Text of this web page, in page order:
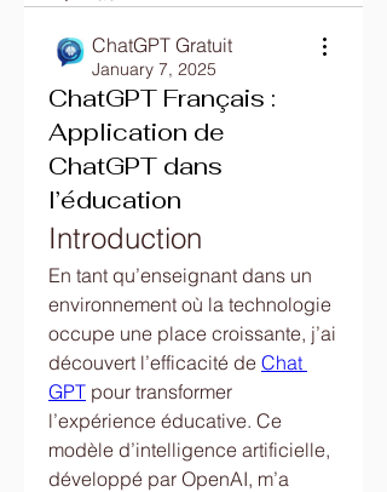
ChatGPT Gratuit
January 7, 2025
ChatGPT Français :
Application de
ChatGPT dans
l’éducation
Introduction
En tant qu’enseignant dans un
environnement où la technologie
occupe une place croissante, j’ai
découvert l’efficacité de Chat
GPT pour transformer
l’expérience éducative. Ce
modèle d’intelligence artificielle,
développé par OpenAI, m’a